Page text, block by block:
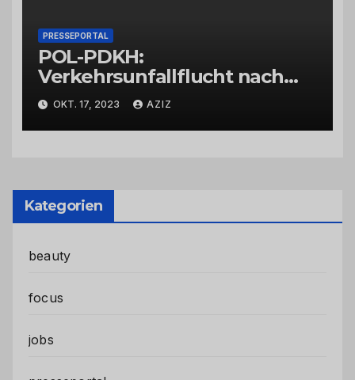
PRESSEPORTAL
POL-PDKH:
Verkehrsunfallflucht nach
Abbiegevorgang
OKT. 17, 2023 AZIZ
Kategorien
beauty
focus
jobs